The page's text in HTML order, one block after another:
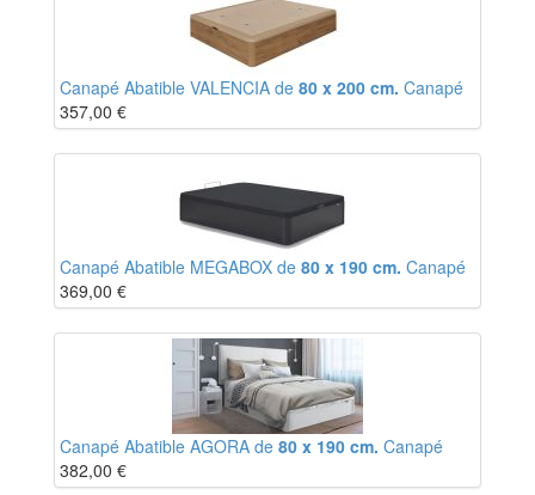
Canapé Abatible VALENCIA de 80 x 200 cm. Canapé
357,00 €
Canapé Abatible MEGABOX de 80 x 190 cm. Canapé
369,00 €
Canapé Abatible AGORA de 80 x 190 cm. Canapé
382,00 €